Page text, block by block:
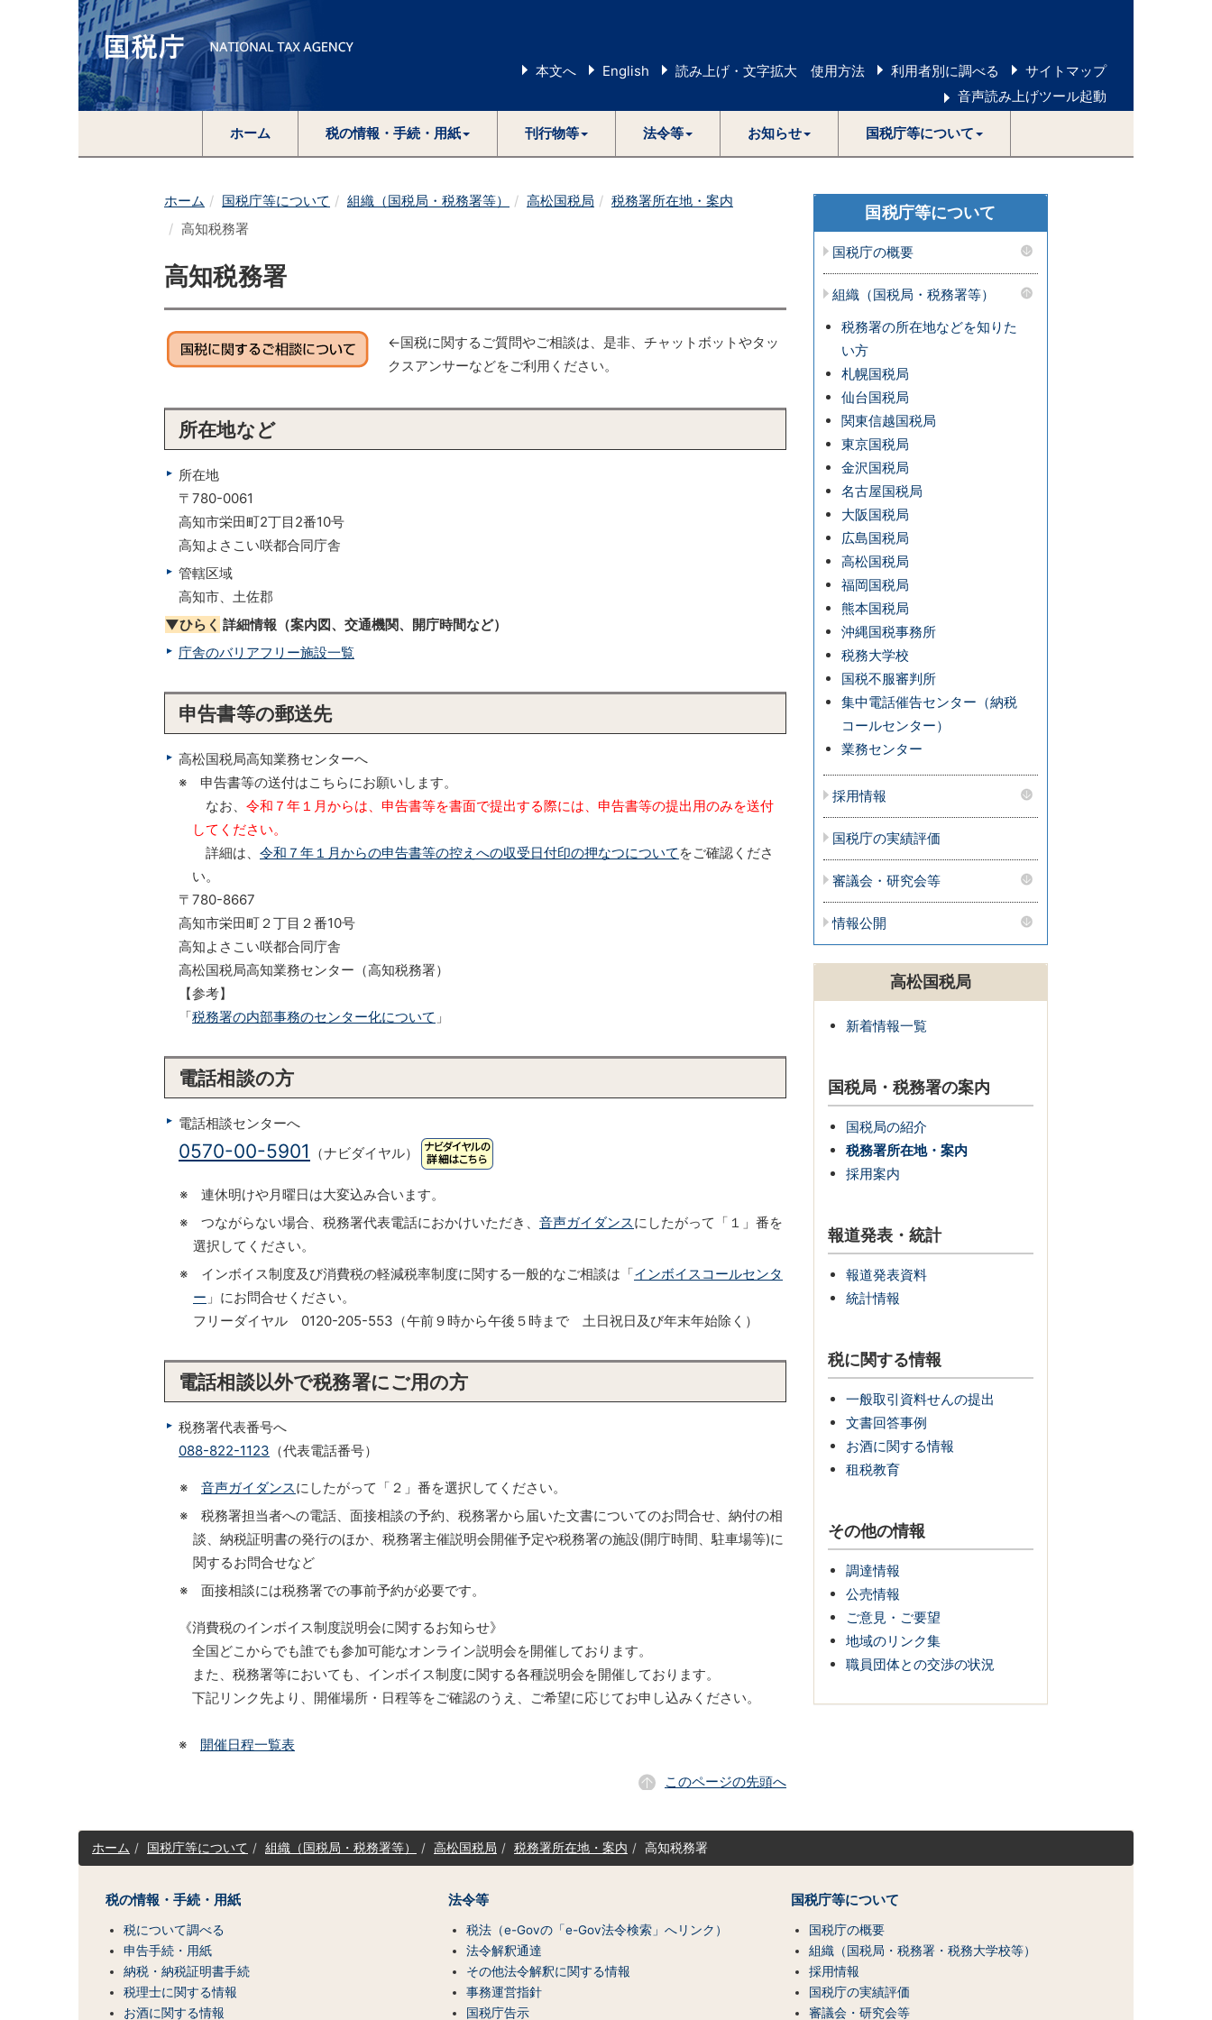
本文へ English 読み上げ・文字拡大 使用方法 利用者別に調べる
サイトマップ
音声読み上げツール起動
ホーム 税の情報・手続・用紙 刊行物等 法令等 お知らせ 国税庁等について
ホーム 国税庁等について 組織（国税局・税務署等） 高松国税局
税務署所在地・案内
高知税務署
高知税務署
←国税に関するご質問やご相談は、是非、チャットボットやタッ
クスアンサーなどをご利用ください。
所在地など
所在地
〒780-0061
高知市栄田町2丁目2番10号
高知よさこい咲都合同庁舎
管轄区域
高知市、土佐郡
▼ひらく 詳細情報（案内図、交通機関、開庁時間など）
庁舎のバリアフリー施設一覧
申告書等の郵送先
高松国税局高知業務センターへ
※ 申告書等の送付はこちらにお願いします。
なお、 令和７年１月からは、申告書等を書面で提出する際には、申告書等の提出用のみを送付
してください。
詳細は、 令和７年１月からの申告書等の控えへの収受日付印の押なつについて をご確認くださ
い。
〒780-8667
高知市栄田町２丁目２番10号
高知よさこい咲都合同庁舎
高松国税局高知業務センター（高知税務署）
【参考】
「税務署の内部事務のセンター化について 」
電話相談の方
電話相談センターへ
0570-00-5901 （ナビダイヤル）
※ 連休明けや月曜日は大変込み合います。
※ つながらない場合、税務署代表電話におかけいただき、 音声ガイダンスにしたがって「１」番を
選択してください。
※ インボイス制度及び消費税の軽減税率制度に関する一般的なご相談は「インボイスコールセンタ
ー 」にお問合せください。
フリーダイヤル 0120-205-553（午前９時から午後５時まで 土日祝日及び年末年始除く）
電話相談以外で税務署にご用の方
税務署代表番号へ
088-822-1123 （代表電話番号）
※ 音声ガイダンスにしたがって「２」番を選択してください。
※ 税務署担当者への電話、面接相談の予約、税務署から届いた文書についてのお問合せ、納付の相
談、納税証明書の発行のほか、税務署主催説明会開催予定や税務署の施設(開庁時間、駐車場等)に
関するお問合せなど
※ 面接相談には税務署での事前予約が必要です。
《消費税のインボイス制度説明会に関するお知らせ》
全国どこからでも誰でも参加可能なオンライン説明会を開催しております。
また、税務署等においても、インボイス制度に関する各種説明会を開催しております。
下記リンク先より、開催場所・日程等をご確認のうえ、ご希望に応じてお申し込みください。
※ 開催日程一覧表
このページの先頭へ
国税庁等について
国税庁の概要
組織（国税局・税務署等）
税務署の所在地などを知りた
い方
札幌国税局
仙台国税局
関東信越国税局
東京国税局
金沢国税局
名古屋国税局
大阪国税局
広島国税局
高松国税局
福岡国税局
熊本国税局
沖縄国税事務所
税務大学校
国税不服審判所
集中電話催告センター（納税
コールセンター）
業務センター
採用情報
国税庁の実績評価
審議会・研究会等
情報公開
高松国税局
新着情報一覧
国税局・税務署の案内
国税局の紹介
税務署所在地・案内
採用案内
報道発表・統計
報道発表資料
統計情報
税に関する情報
一般取引資料せんの提出
文書回答事例
お酒に関する情報
租税教育
その他の情報
調達情報
公売情報
ご意見・ご要望
地域のリンク集
職員団体との交渉の状況
サ
イ
（コ
ホーム 国税庁等について 組織（国税局・税務署等） 高松国税局 税務署所在地・案内 高知税務署
税の情報・手続・用紙
税について調べる
申告手続・用紙
納税・納税証明書手続
税理士に関する情報
お酒に関する情報
法令等
税法（e-Govの「e-Gov法令検索」へリンク）
法令解釈通達
その他法令解釈に関する情報
事務運営指針
国税庁告示
国税庁等について
国税庁の概要
組織（国税局・税務署・税務大学校等）
採用情報
国税庁の実績評価
審議会・研究会等